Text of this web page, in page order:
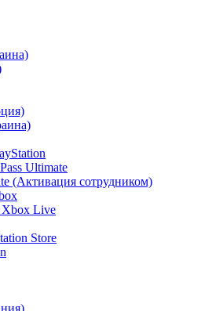
Ultimate
(Активация сотрудником)
Xbox Live
Store